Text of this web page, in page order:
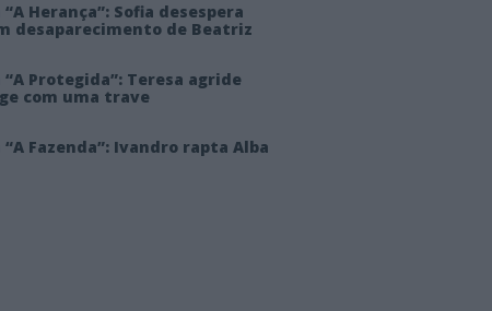
“A Herança”: Sofia desespera
desaparecimento de Beatriz
“A Protegida”: Teresa agride
com uma trave
“A Fazenda”: Ivandro rapta Alba